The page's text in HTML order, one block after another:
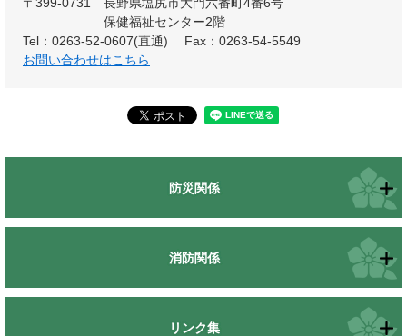
保健福祉センター2階
Tel：0263-52-0607(直通)
Fax：0263-54-5549
お問い合わせはこちら
防災関係
消防関係
リンク集